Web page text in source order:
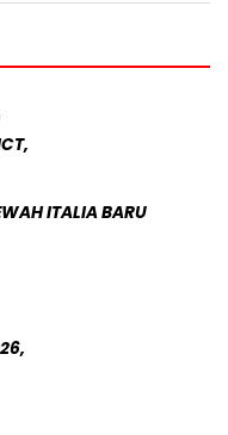
ITALIA BARU